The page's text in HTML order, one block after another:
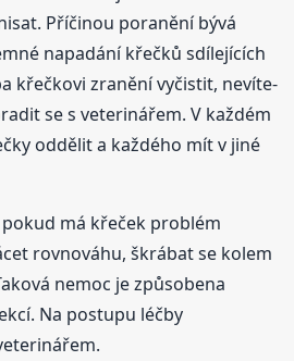
Příčinou poranění bývá
napadání křečků sdílejících
křečkovi zranění vyčistit, nevíte-
se s veterinářem. V každém
oddělit a každého mít v jiné
pokud má křeček problém
rovnováhu, škrábat se kolem
nemoc je způsobena
Na postupu léčby